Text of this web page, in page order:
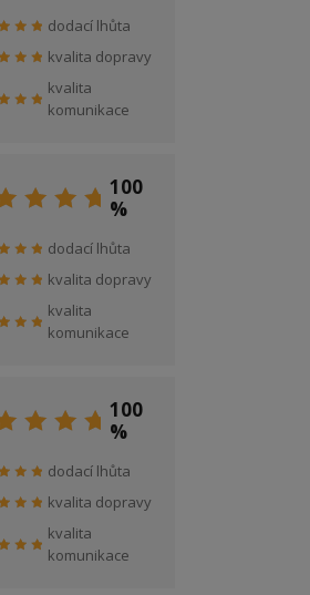
dodací lhůta
kvalita dopravy
kvalita
komunikace
100
%
dodací lhůta
kvalita dopravy
kvalita
komunikace
100
%
dodací lhůta
kvalita dopravy
kvalita
komunikace